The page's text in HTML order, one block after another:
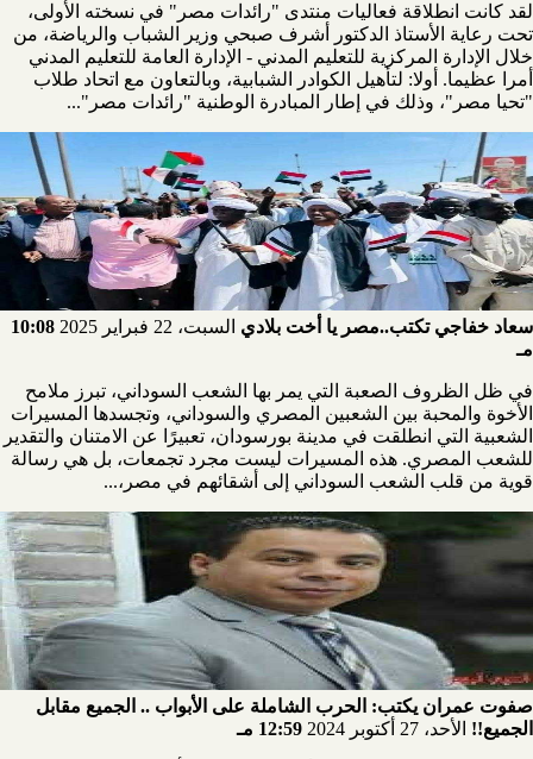
لقد كانت انطلاقة فعاليات منتدى "رائدات مصر" في نسخته الأولى،
تحت رعاية الأستاذ الدكتور أشرف صبحي وزير الشباب والرياضة، من
خلال الإدارة المركزية للتعليم المدني - الإدارة العامة للتعليم المدني
أمرا عظيما. أولا: لتأهيل الكوادر الشبابية، وبالتعاون مع اتحاد طلاب
"تحيا مصر"، وذلك في إطار المبادرة الوطنية "رائدات مصر"...
سعاد خفاجي تكتب..مصر يا أخت بلادي السبت، 22 فبراير 2025
10:08
مـ
في ظل الظروف الصعبة التي يمر بها الشعب السوداني، تبرز ملامح
الأخوة والمحبة بين الشعبين المصري والسوداني، وتجسدها المسيرات
الشعبية التي انطلقت في مدينة بورسودان، تعبيرًا عن الامتنان والتقدير
للشعب المصري. هذه المسيرات ليست مجرد تجمعات، بل هي رسالة
قوية من قلب الشعب السوداني إلى أشقائهم في مصر،...
صفوت عمران يكتب: الحرب الشاملة على الأبواب .. الجميع مقابل
الجميع!! الأحد، 27 أكتوبر 2024 12:59 مـ